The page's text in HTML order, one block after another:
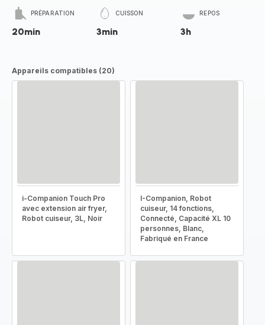
PRÉPARATION
20min
CUISSON
3min
REPOS
3h
Appareils compatibles (20)
i-Companion Touch Pro
avec extension air fryer,
Robot cuiseur, 3L, Noir
I-Companion, Robot
cuiseur, 14 fonctions,
Connecté, Capacité XL 10
personnes, Blanc,
Fabriqué en France